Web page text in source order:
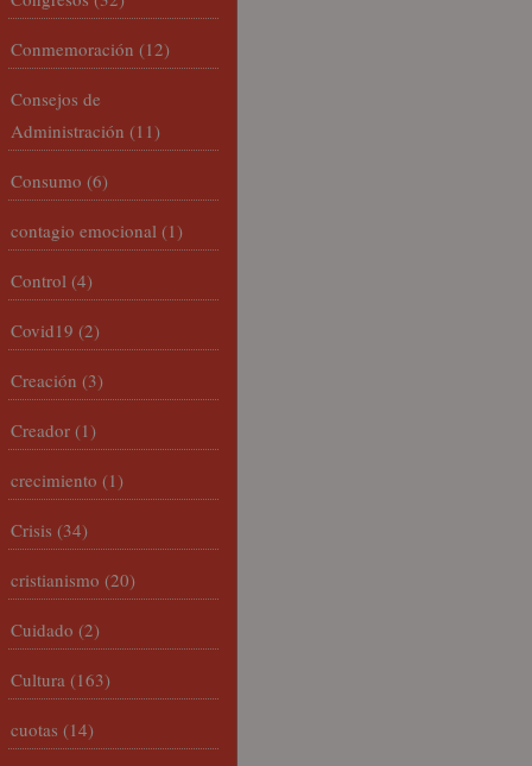
Conmemoración (12)
Consejos de
Administración (11)
Consumo (6)
contagio emocional (1)
Control (4)
Covid19 (2)
Creación (3)
Creador (1)
crecimiento (1)
Crisis (34)
cristianismo (20)
Cuidado (2)
Cultura (163)
cuotas (14)